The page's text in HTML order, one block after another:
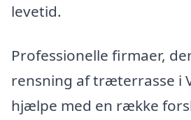
levetid.
Professionelle firmaer,
rensning af træterrasse i
hjælpe med en række